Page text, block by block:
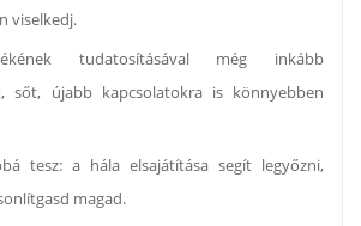
viselkedj.
tudatosításával még inkább
sőt, újabb kapcsolatokra is könnyebben
tesz: a hála elsajátítása segít legyőzni,
magad.